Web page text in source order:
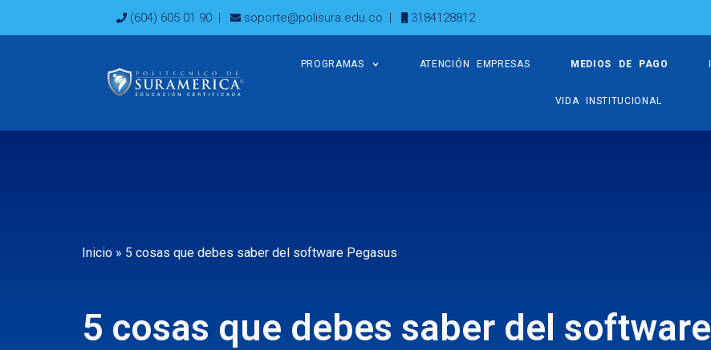
(604) 605 01 90 | soporte@polisura.edu.co | 3184128812
PROGRAMAS ATENCIÓN EMPRESAS MEDIOS DE PAGO
VIDA INSTITUCIONAL
Inicio » 5 cosas que debes saber del software Pegasus
5 cosas que debes saber del software